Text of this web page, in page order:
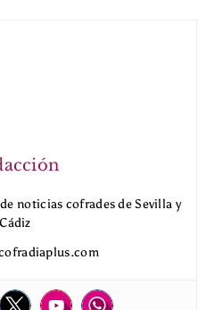
noticias cofrades de Sevilla y
Cádiz